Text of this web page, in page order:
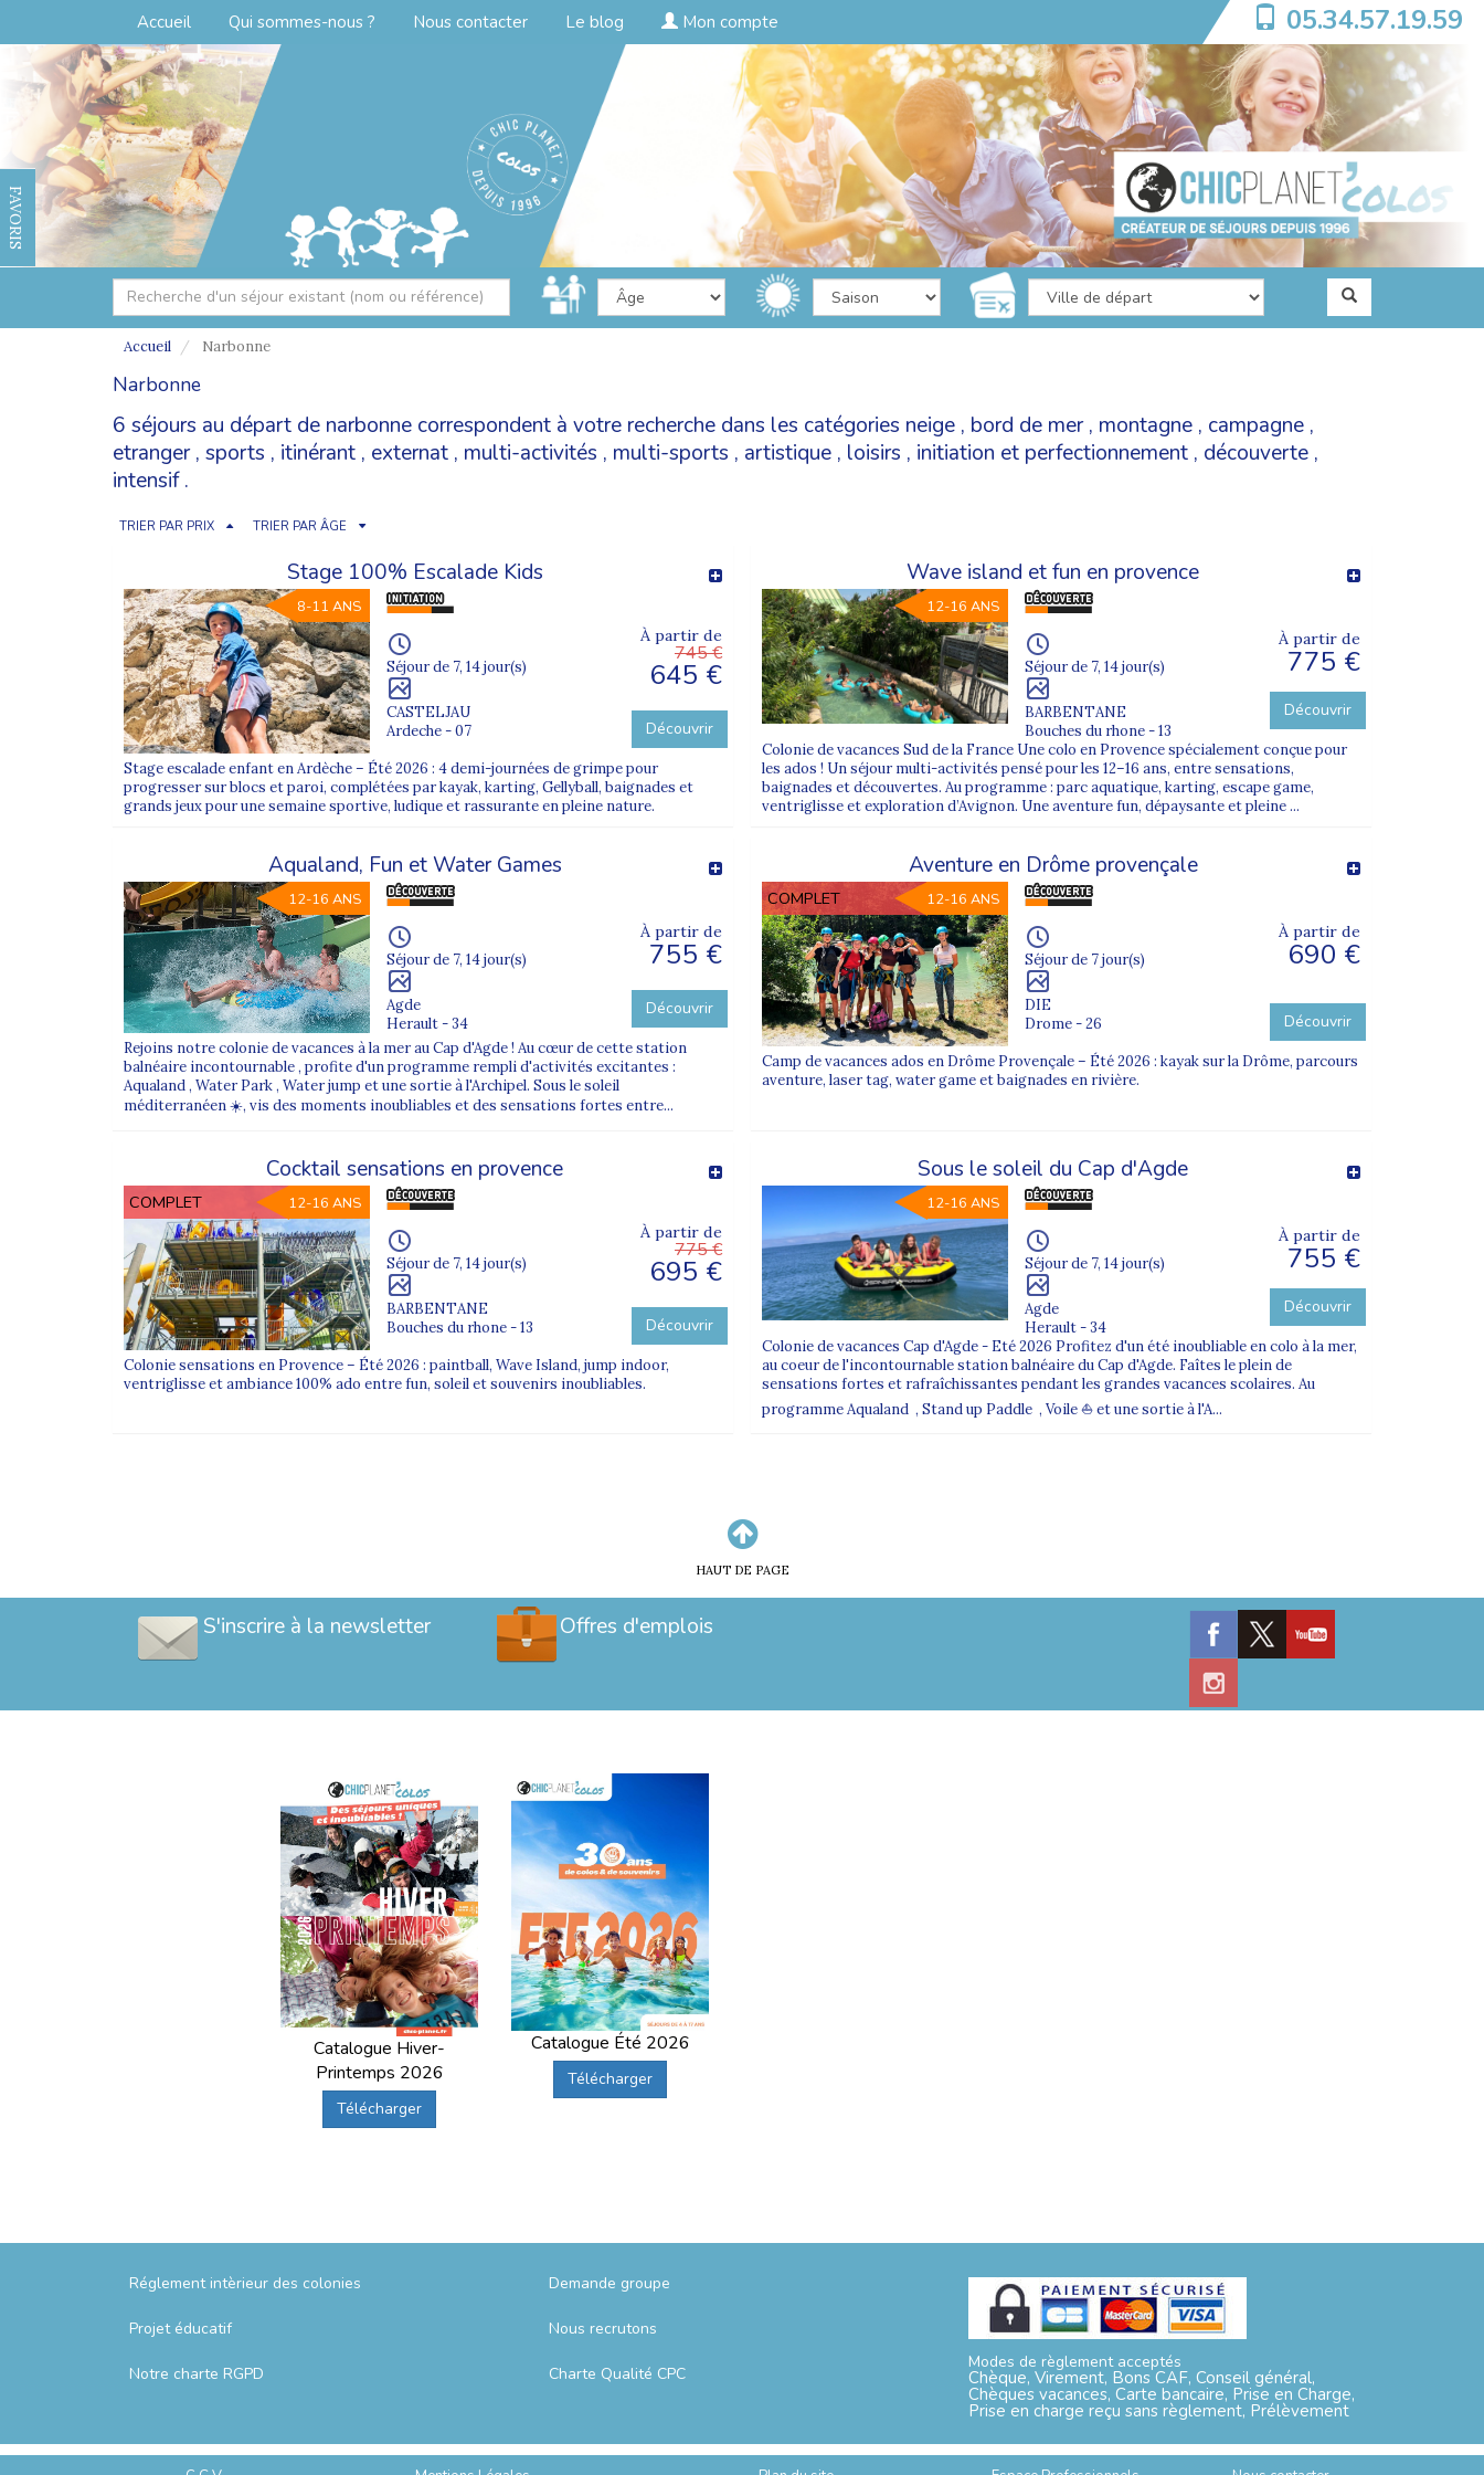
Accueil Qui sommes-nous ? Nous contacter Le blog Mon compte 05.34.57.19.59
FAVORIS
Accueil Narbonne
Narbonne
6 séjours au départ de narbonne correspondent à votre recherche dans les catégories neige , bord de mer, montagne , campagne ,
etranger, sports , itinérant , externat , multi-activités , multi-sports , artistique , loisirs , initiation et perfectionnement , découverte ,
intensif.
TRIER PAR PRIX TRIER PAR ÂGE
Stage 100% Escalade Kids
8-11 ANS
Séjour de 7, 14 jour(s)
CASTELJAU
Ardeche - 07
À partir de
745 €
645 €
Découvrir
Stage escalade enfant en Ardèche – Été 2026 : 4 demi-journées de grimpe pour
progresser sur blocs et paroi, complétées par kayak, karting, Gellyball, baignades et
grands jeux pour une semaine sportive, ludique et rassurante en pleine nature.
Wave island et fun en provence
12-16 ANS
Séjour de 7, 14 jour(s)
BARBENTANE
Bouches du rhone - 13
À partir de
775 €
Découvrir
Colonie de vacances Sud de la France Une colo en Provence spécialement conçue pour
les ados ! Un séjour multi-activités pensé pour les 12–16 ans, entre sensations,
baignades et découvertes. Au programme : parc aquatique, karting, escape game,
ventriglisse et exploration d’Avignon. Une aventure fun, dépaysante et pleine ...
Aqualand, Fun et Water Games
12-16 ANS
Séjour de 7, 14 jour(s)
Agde
Herault - 34
À partir de
755 €
Découvrir
Rejoins notre colonie de vacances à la mer au Cap d'Agde ! Au cœur de cette station
balnéaire incontournable , profite d'un programme rempli d'activités excitantes :
Aqualand , Water Park , Water jump et une sortie à l'Archipel. Sous le soleil
méditerranéen ☀️, vis des moments inoubliables et des sensations fortes entre...
Aventure en Drôme provençale
COMPLET 12-16 ANS
Séjour de 7 jour(s)
DIE
Drome - 26
À partir de
690 €
Découvrir
Camp de vacances ados en Drôme Provençale – Été 2026 : kayak sur la Drôme, parcours
aventure, laser tag, water game et baignades en rivière.
Cocktail sensations en provence
COMPLET 12-16 ANS
Séjour de 7, 14 jour(s)
BARBENTANE
Bouches du rhone - 13
À partir de
775 €
695 €
Découvrir
Colonie sensations en Provence – Été 2026 : paintball, Wave Island, jump indoor,
ventriglisse et ambiance 100% ado entre fun, soleil et souvenirs inoubliables.
Sous le soleil du Cap d'Agde
12-16 ANS
Séjour de 7, 14 jour(s)
Agde
Herault - 34
À partir de
755 €
Découvrir
Colonie de vacances Cap d'Agde - Eté 2026 Profitez d'un été inoubliable en colo à la mer,
au coeur de l'incontournable station balnéaire du Cap d'Agde. Faîtes le plein de
sensations fortes et rafraîchissantes pendant les grandes vacances scolaires. Au
programme Aqualand , Stand up Paddle , Voile ⛵ et une sortie à l'A...
HAUT DE PAGE
S'inscrire à la newsletter Offres d'emplois
Catalogue Hiver-
Printemps 2026
Télécharger
Catalogue Été 2026
Télécharger
Réglement intèrieur des colonies
Projet éducatif
Notre charte RGPD
Demande groupe
Nous recrutons
Charte Qualité CPC
Modes de règlement acceptés
Chèque, Virement, Bons CAF, Conseil général,
Chèques vacances, Carte bancaire, Prise en Charge,
Prise en charge reçu sans règlement, Prélèvement